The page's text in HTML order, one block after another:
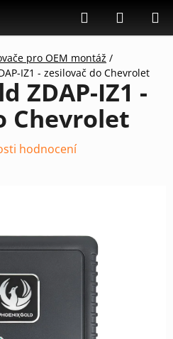
Hledat
KOŠÍK
pro OEM montáž /
IZ1 - zesilovač do Chevrolet
ZDAP-IZ1 -
Chevrolet
hodnocení